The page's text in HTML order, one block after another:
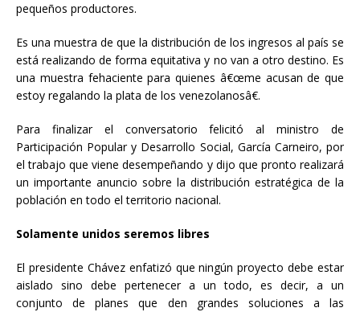
pequeños productores.
Es una muestra de que la distribución de los ingresos al país se
está realizando de forma equitativa y no van a otro destino. Es
una muestra fehaciente para quienes â€œme acusan de que
estoy regalando la plata de los venezolanosâ€.
Para finalizar el conversatorio felicitó al ministro de
Participación Popular y Desarrollo Social, García Carneiro, por
el trabajo que viene desempeñando y dijo que pronto realizará
un importante anuncio sobre la distribución estratégica de la
población en todo el territorio nacional.
Solamente unidos seremos libres
El presidente Chávez enfatizó que ningún proyecto debe estar
aislado sino debe pertenecer a un todo, es decir, a un
conjunto de planes que den grandes soluciones a las